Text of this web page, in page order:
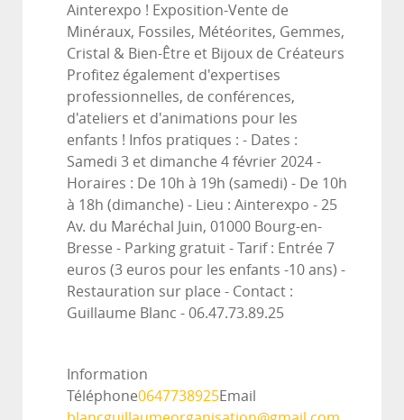
Ainterexpo ! Exposition-Vente de
Minéraux, Fossiles, Météorites, Gemmes,
Cristal & Bien-Être et Bijoux de Créateurs
Profitez également d'expertises
professionnelles, de conférences,
d'ateliers et d'animations pour les
enfants ! Infos pratiques : - Dates :
Samedi 3 et dimanche 4 février 2024 -
Horaires : De 10h à 19h (samedi) - De 10h
à 18h (dimanche) - Lieu : Ainterexpo - 25
Av. du Maréchal Juin, 01000 Bourg-en-
Bresse - Parking gratuit - Tarif : Entrée 7
euros (3 euros pour les enfants -10 ans) -
Restauration sur place - Contact :
Guillaume Blanc - 06.47.73.89.25
Information
Téléphone0647738925Email